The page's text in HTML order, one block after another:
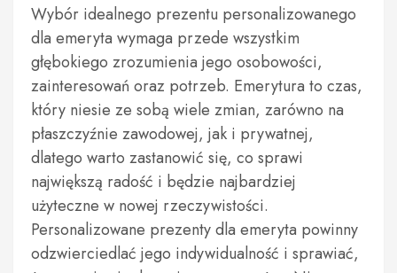
Wybór idealnego prezentu personalizowanego
dla emeryta wymaga przede wszystkim
głębokiego zrozumienia jego osobowości,
zainteresowań oraz potrzeb. Emerytura to czas,
który niesie ze sobą wiele zmian, zarówno na
płaszczyźnie zawodowej, jak i prywatnej,
dlatego warto zastanowić się, co sprawi
największą radość i będzie najbardziej
użyteczne w nowej rzeczywistości.
Personalizowane prezenty dla emeryta powinny
odzwierciedlać jego indywidualność i sprawiać,